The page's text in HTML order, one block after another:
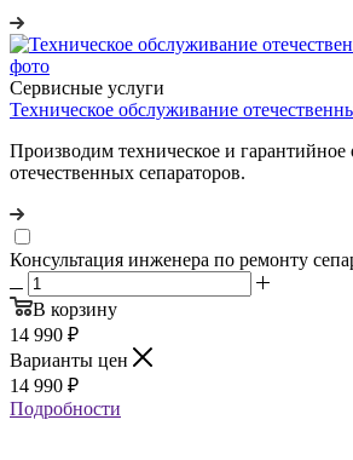
Сервисные услуги
Техническое обслуживание
Производим техническое и
отечественных сепараторов.
Консультация инженера по ремонту
В корзину
14 990 ₽
Варианты цен
14 990 ₽
Подробности